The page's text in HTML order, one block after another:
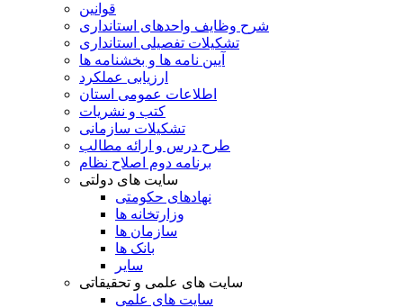
قوانین
شرح وظایف واحدهای استانداری
تشکیلات تفصیلی استانداری
آیین نامه ها و بخشنامه ها
ارزیابی عملکرد
اطلاعات عمومی استان
کتب و نشریات
تشکیلات سازمانی
طرح درس و ارائه مطالب
برنامه دوم اصلاح نظام
سایت های دولتی
نهادهای حکومتی
وزارتخانه ها
سازمان ها
بانک ها
سایر
سایت های علمی و تحقیقاتی
سایت های علمی